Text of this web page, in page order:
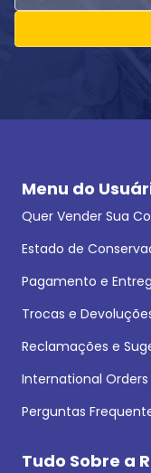
Menu do
Quer Vender Sua
Estado de
Pagamento e
Trocas e
Reclamações e
International Orders
Perguntas
Tudo Sobre a